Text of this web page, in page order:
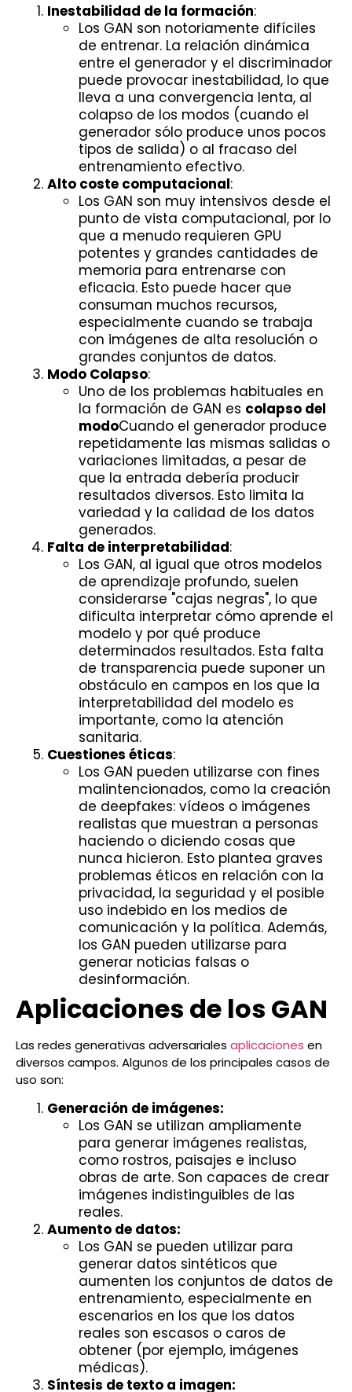
Inestabilidad de la formación:
Los GAN son notoriamente difíciles
de entrenar. La relación dinámica
entre el generador y el discriminador
puede provocar inestabilidad, lo que
lleva a una convergencia lenta, al
colapso de los modos (cuando el
generador sólo produce unos pocos
tipos de salida) o al fracaso del
entrenamiento efectivo.
Alto coste computacional:
Los GAN son muy intensivos desde el
punto de vista computacional, por lo
que a menudo requieren GPU
potentes y grandes cantidades de
memoria para entrenarse con
eficacia. Esto puede hacer que
consuman muchos recursos,
especialmente cuando se trabaja
con imágenes de alta resolución o
grandes conjuntos de datos.
Modo Colapso:
Uno de los problemas habituales en
la formación de GAN es colapso del
modoCuando el generador produce
repetidamente las mismas salidas o
variaciones limitadas, a pesar de
que la entrada debería producir
resultados diversos. Esto limita la
variedad y la calidad de los datos
generados.
Falta de interpretabilidad:
Los GAN, al igual que otros modelos
de aprendizaje profundo, suelen
considerarse "cajas negras", lo que
dificulta interpretar cómo aprende el
modelo y por qué produce
determinados resultados. Esta falta
de transparencia puede suponer un
obstáculo en campos en los que la
interpretabilidad del modelo es
importante, como la atención
sanitaria.
Cuestiones éticas:
Los GAN pueden utilizarse con fines
malintencionados, como la creación
de deepfakes: vídeos o imágenes
realistas que muestran a personas
haciendo o diciendo cosas que
nunca hicieron. Esto plantea graves
problemas éticos en relación con la
privacidad, la seguridad y el posible
uso indebido en los medios de
comunicación y la política. Además,
los GAN pueden utilizarse para
generar noticias falsas o
desinformación.
Aplicaciones de los GAN
Las redes generativas adversariales aplicaciones en
diversos campos. Algunos de los principales casos de
uso son:
Generación de imágenes:
Los GAN se utilizan ampliamente
para generar imágenes realistas,
como rostros, paisajes e incluso
obras de arte. Son capaces de crear
imágenes indistinguibles de las
reales.
Aumento de datos:
Los GAN se pueden utilizar para
generar datos sintéticos que
aumenten los conjuntos de datos de
entrenamiento, especialmente en
escenarios en los que los datos
reales son escasos o caros de
obtener (por ejemplo, imágenes
médicas).
Síntesis de texto a imagen: